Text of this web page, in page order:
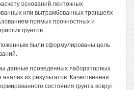
оснований ленточных
или вытрамбованных траншеях
прямых прочностных и
грунтов.
были сформулированы цель
данные проведенных лабораторных
их результатов. Качественная
состояния грунта вокруг